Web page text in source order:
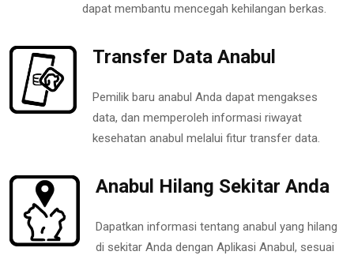
dapat membantu mencegah kehilangan berkas.
Transfer Data Anabul
Pemilik baru anabul Anda dapat mengakses
data, dan memperoleh informasi riwayat
kesehatan anabul melalui fitur transfer data.
Anabul Hilang Sekitar Anda
Dapatkan informasi tentang anabul yang hilang
di sekitar Anda dengan Aplikasi Anabul, sesuai